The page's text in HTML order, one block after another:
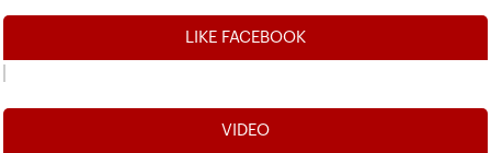
LIKE FACEBOOK
VIDEO